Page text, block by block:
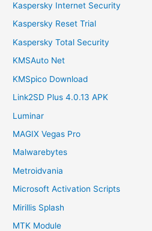
Kaspersky Internet Security
Kaspersky Reset Trial
Kaspersky Total Security
KMSAuto Net
KMSpico Download
Link2SD Plus 4.0.13 APK
Luminar
MAGIX Vegas Pro
Malwarebytes
Metroidvania
Microsoft Activation Scripts
Mirillis Splash
MTK Module